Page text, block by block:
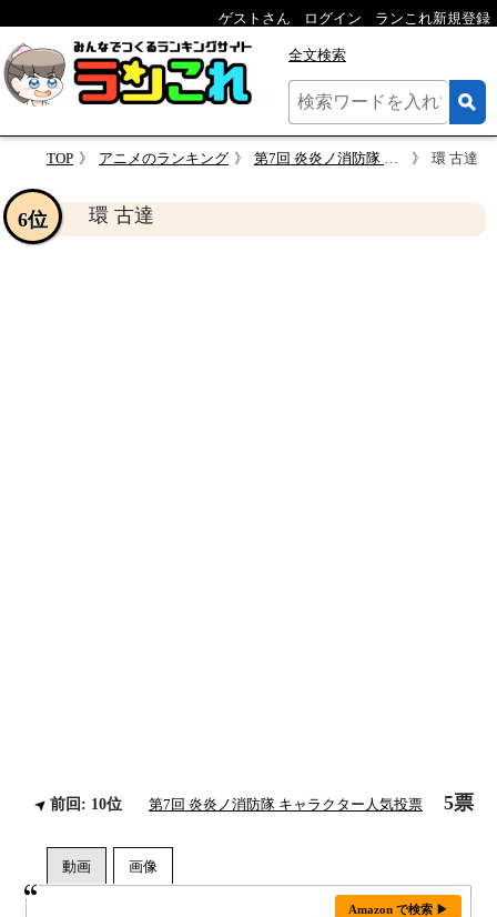
ゲストさん ログイン ランこれ新規登録
全文検索
TOP アニメのランキング 第7回 炎炎ノ消防隊 キャラクター人気投票 環 古達
環 古達
6位
前回: 10位 第7回 炎炎ノ消防隊 キャラクター人気投票 5票
Amazon で検索 ▶